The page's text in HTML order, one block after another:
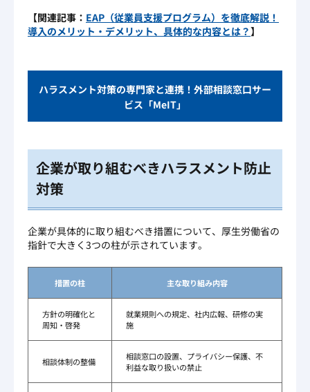
【関連記事： EAP（従業員支援プログラム）を徹底解説！
導入のメリット・デメリット、具体的な内容とは？】
ハラスメント対策の専門家と連携！外部相談窓口サー
ビス「MeIT」
企業が取り組むべきハラスメント防止
対策
企業が具体的に取り組むべき措置について、厚生労働省の
指針で大きく3つの柱が示されています。
措置の柱 主な取り組み内容
方針の明確化と
周知・啓発
就業規則への規定、社内広報、研修の実
施
相談体制の整備
相談窓口の設置、プライバシー保護、不
利益な取り扱いの禁止